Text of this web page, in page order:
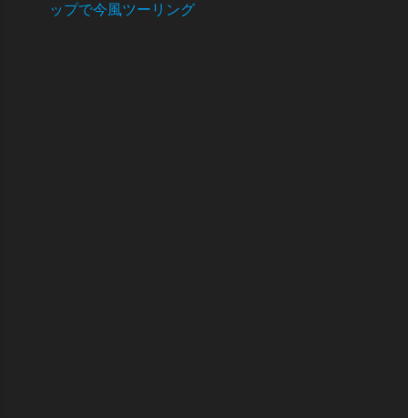
ップで今風ツーリング